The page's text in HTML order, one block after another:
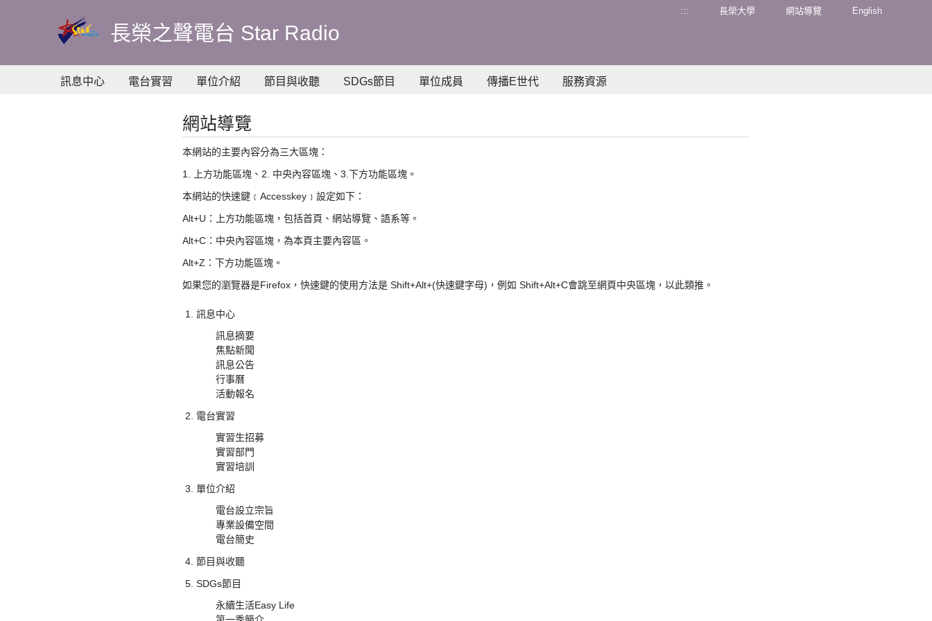
要
容
長榮之聲電台 Star Radio
::: 長榮大學 網站導覽 English
訊息中心 電台實習 單位介紹 節目與收聽 SDGs節目 單位成員 傳播E世代 服務資源
網站導覽
本網站的主要內容分為三大區塊：
1. 上方功能區塊、2. 中央內容區塊、3.下方功能區塊。
本網站的快速鍵﹝Accesskey﹞設定如下：
Alt+U：上方功能區塊，包括首頁、網站導覽、語系等。
Alt+C：中央內容區塊，為本頁主要內容區。
Alt+Z：下方功能區塊。
如果您的瀏覽器是Firefox，快速鍵的使用方法是 Shift+Alt+(快速鍵字母)，例如 Shift+Alt+C會跳至網頁中央區塊，以此類推。
訊息中心
訊息摘要
焦點新聞
訊息公告
行事曆
活動報名
電台實習
實習生招募
實習部門
實習培訓
單位介紹
電台設立宗旨
專業設備空間
電台簡史
節目與收聽
SDGs節目
永續生活Easy Life